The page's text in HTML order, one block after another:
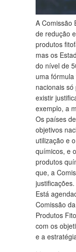
A Comissão
de redução
produtos
mas os
do nível de
uma
nacionais
existir
exemplo, a
Os países
objetivos
utilização e
químicos, e
produtos
que, a
justificações.
Está
Comissão
Produtos
com os
e a